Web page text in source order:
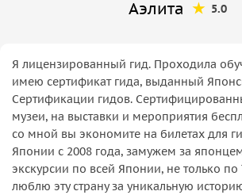
Аэлита 5.0
Я лицензированный гид. Проходила
имею сертификат гида, выданный
Сертификации гидов.
музеи, на выставки и мероприятия
со мной вы экономите на билетах для
Японии с 2008 года, замужем за
экскурсии по всей Японии, не только по
люблю эту страну за уникальную